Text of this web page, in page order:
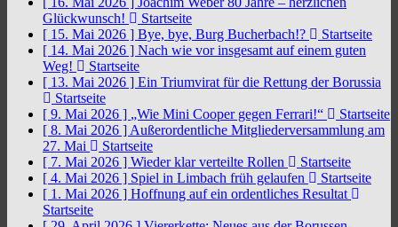
Glückwunsch!
Startseite
[ 15. Mai 2026 ] Bye, bye, Burg Bucherbach!?
Startseite
[ 14. Mai 2026 ] Nach wie vor insgesamt auf einem guten
Weg!
Startseite
[ 13. Mai 2026 ] Ein Triumvirat für die Rettung der Borussia
Startseite
[ 9. Mai 2026 ] „Wie Mini Cooper gegen Ferrari!“
Startseite
[ 8. Mai 2026 ] Außerordentliche Mitgliederversammlung am
27. Mai
Startseite
[ 7. Mai 2026 ] Wieder klar verteilte Rollen
Startseite
[ 4. Mai 2026 ] Spiel in Limbach früh gelaufen
Startseite
[ 1. Mai 2026 ] Hoffnung auf ein ordentliches Resultat
Startseite